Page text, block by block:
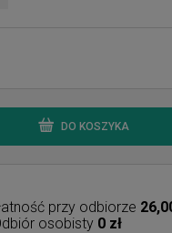
DO KOSZYKA
przy odbiorze
osobisty 0 zł